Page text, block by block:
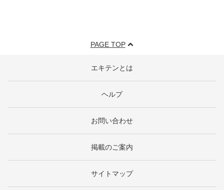
PAGE TOP
エキテンとは
ヘルプ
お問い合わせ
掲載のご案内
サイトマップ